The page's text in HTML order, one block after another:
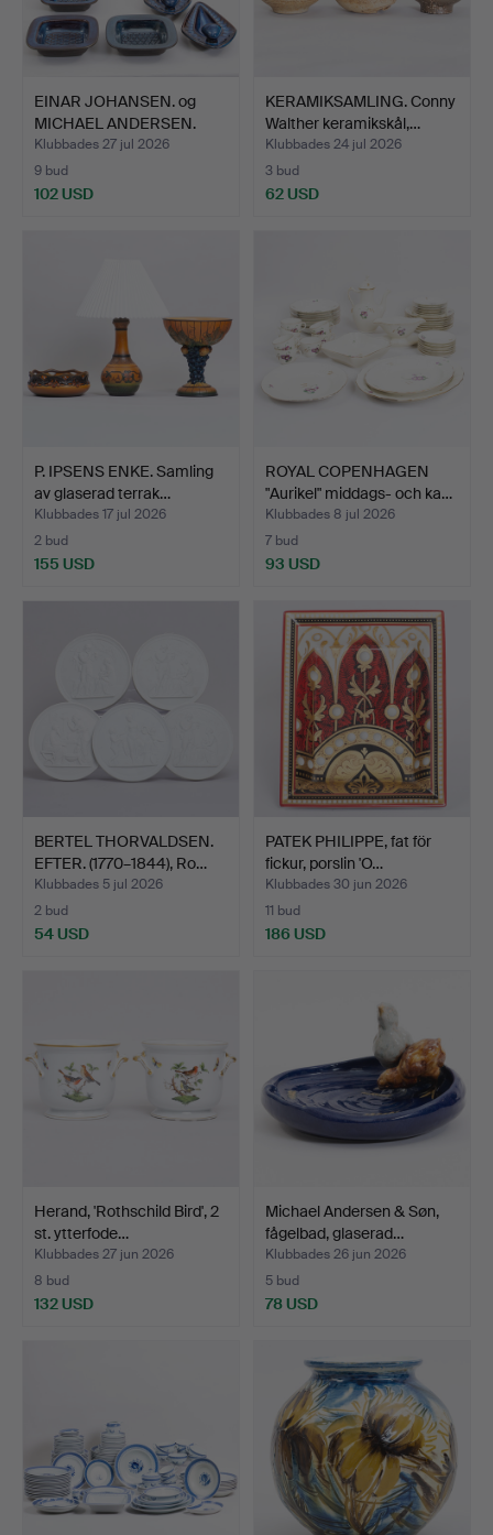
EINAR JOHANSEN. og
MICHAEL ANDERSEN.
Samli…
Klubbades 27 jul 2026
9 bud
102 USD
KERAMIKSAMLING. Conny
Walther keramikskål,…
Klubbades 24 jul 2026
3 bud
62 USD
P. IPSENS ENKE. Samling
av glaserad terrak…
Klubbades 17 jul 2026
2 bud
155 USD
ROYAL COPENHAGEN
"Aurikel" middags- och ka…
Klubbades 8 jul 2026
7 bud
93 USD
BERTEL THORVALDSEN.
EFTER. (1770–1844), Ro…
Klubbades 5 jul 2026
2 bud
54 USD
PATEK PHILIPPE, fat för
fickur, porslin 'O…
Klubbades 30 jun 2026
11 bud
186 USD
Herand, 'Rothschild Bird', 2
st. ytterfode…
Klubbades 27 jun 2026
8 bud
132 USD
Michael Andersen & Søn,
fågelbad, glaserad…
Klubbades 26 jun 2026
5 bud
78 USD